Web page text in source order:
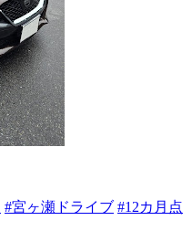
#宮ヶ瀬ドライブ #12カ月点